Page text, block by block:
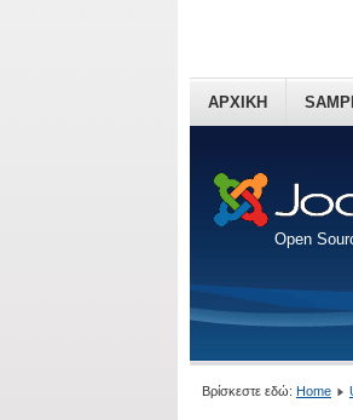
Open
ΑΡΧΙΚΗ
Βρίσκεστε εδώ: Home